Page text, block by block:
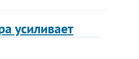
усиливает